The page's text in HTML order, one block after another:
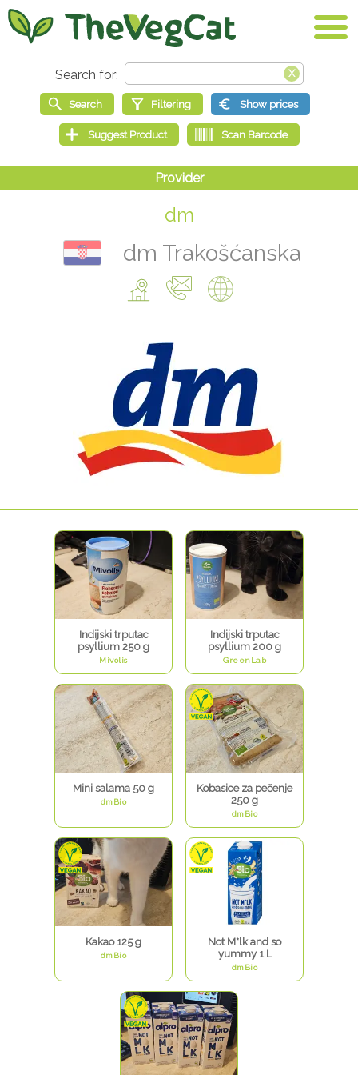
dm
dm Trakošćanska
Indijski trputac
psyllium 250 g
Mivolis
Indijski trputac
psyllium 200 g
GreenLab
Mini salama 50 g
dmBio
Kobasice za pečenje
250 g
dmBio
Kakao 125 g
dmBio
Not M*lk and so
yummy 1 L
dmBio